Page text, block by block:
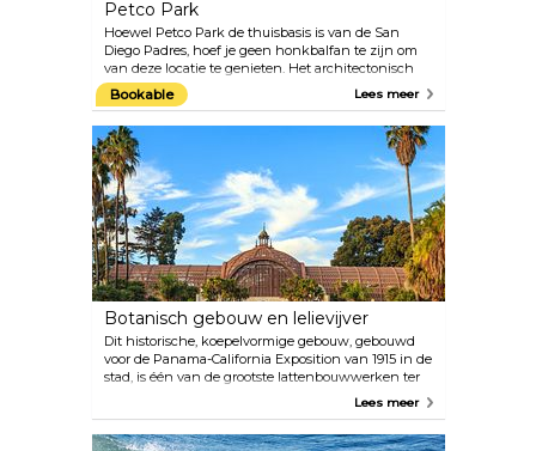
Petco Park
Hoewel Petco Park de thuisbasis is van de San
Diego Padres, hoef je geen honkbalfan te zijn om
van deze locatie te genieten. Het architectonisch
prachtige honkbalveld, gebouwd in 2004, staat ook
bekend om zijn adembenemende uitzichten over
San Diego.
Bookable Lees meer
Botanisch gebouw en lelievijver
Dit historische, koepelvormige gebouw, gebouwd
voor de Panama-California Exposition van 1915 in de
stad, is één van de grootste lattenbouwwerken ter
wereld. Het bevindt zich in Balboa Park en vormt
een perfecte achtergrond voor een foto. In de tuin
Lees meer